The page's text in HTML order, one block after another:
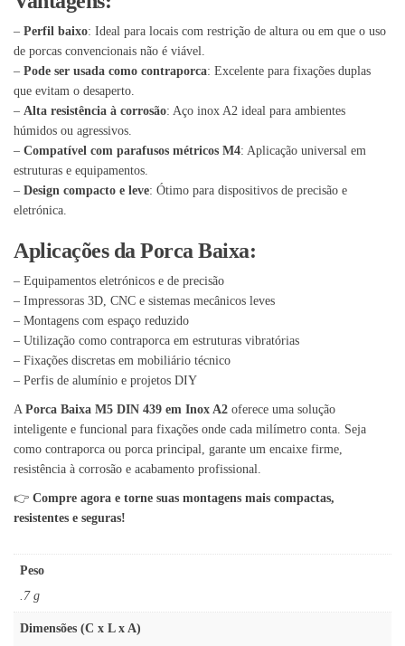
– Perfil baixo: Ideal para locais com restrição de altura ou em que o uso
de porcas convencionais não é viável.
– Pode ser usada como contraporca: Excelente para fixações duplas
que evitam o desaperto.
– Alta resistência à corrosão: Aço inox A2 ideal para ambientes
húmidos ou agressivos.
– Compatível com parafusos métricos M4: Aplicação universal em
estruturas e equipamentos.
– Design compacto e leve: Ótimo para dispositivos de precisão e
eletrónica.
Aplicações da Porca Baixa:
– Equipamentos eletrónicos e de precisão
– Impressoras 3D, CNC e sistemas mecânicos leves
– Montagens com espaço reduzido
– Utilização como contraporca em estruturas vibratórias
– Fixações discretas em mobiliário técnico
– Perfis de alumínio e projetos DIY
A Porca Baixa M5 DIN 439 em Inox A2 oferece uma solução
inteligente e funcional para fixações onde cada milímetro conta. Seja
como contraporca ou porca principal, garante um encaixe firme,
resistência à corrosão e acabamento profissional.
👉 Compre agora e torne suas montagens mais compactas,
resistentes e seguras!
Peso
.7 g
Dimensões (C x L x A)